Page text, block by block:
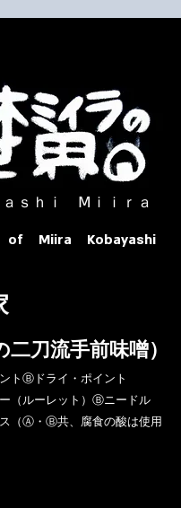
ｈｉ Ⅿｉｉｒａ​
Miira Kobayashi
二刀流手前味噌）
トⒷドライ・ポイント
（ルーレット）Ⓑニードル
（Ⓐ・Ⓑ共、腐食の酸は使用